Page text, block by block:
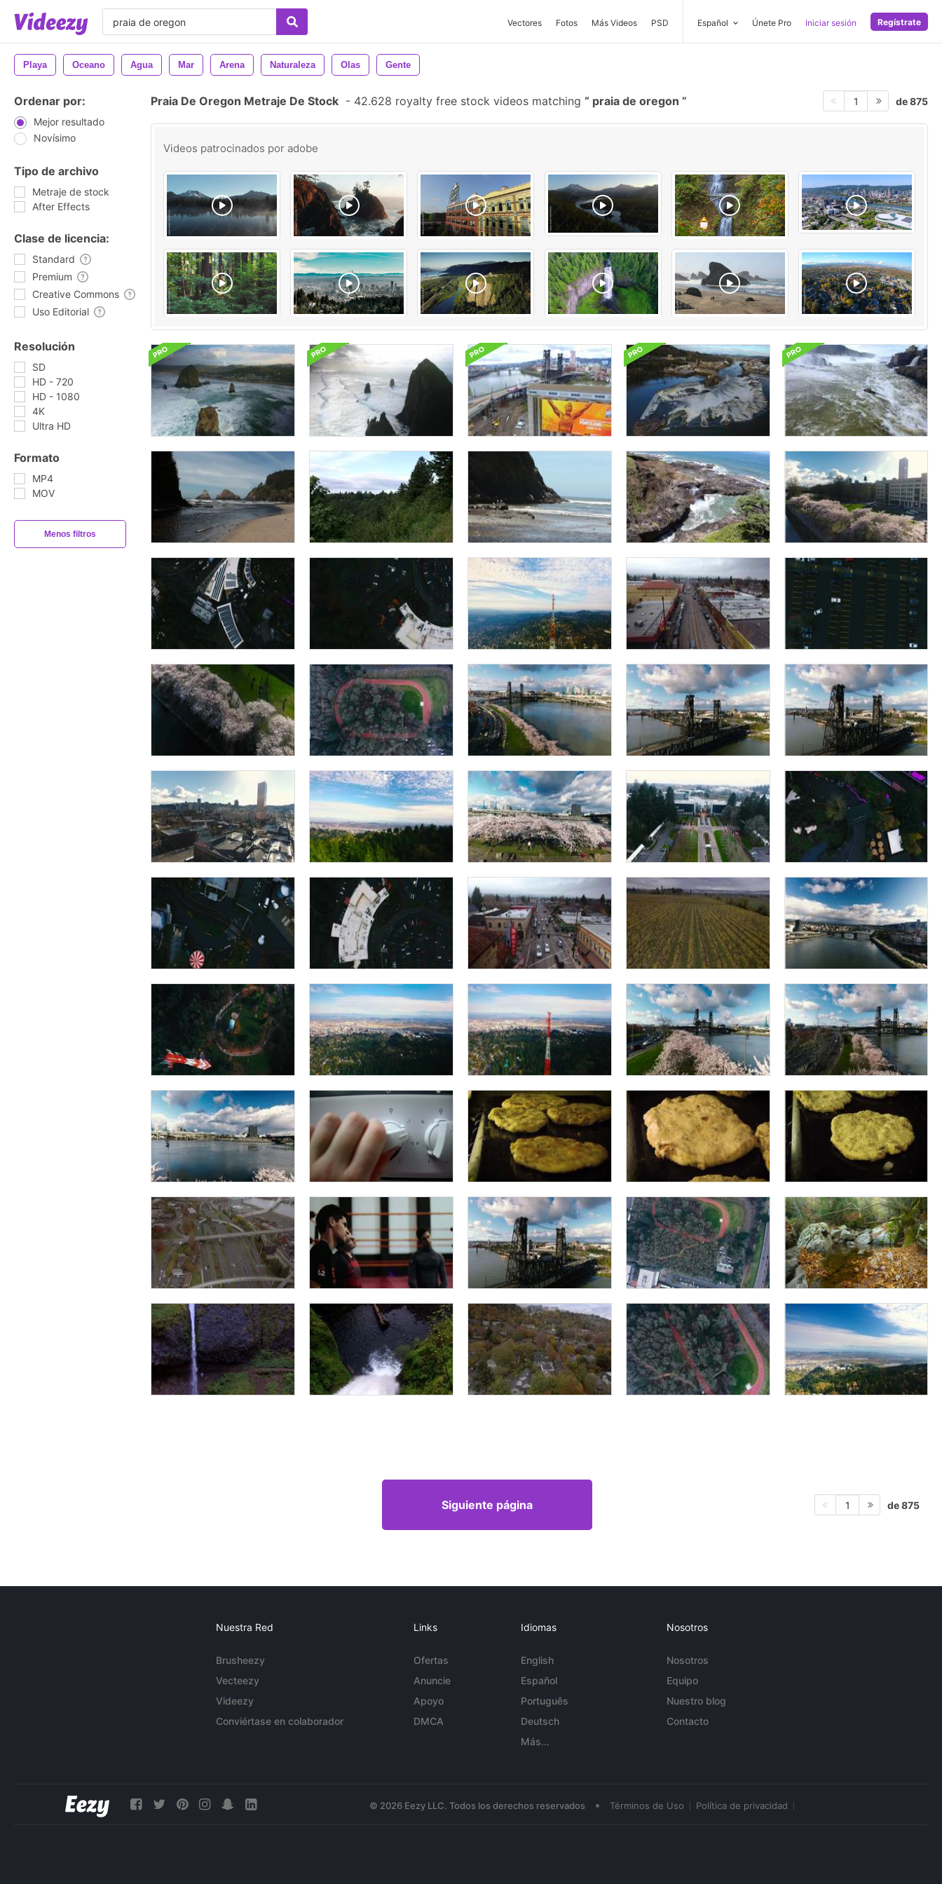
Vectores Fotos Más Videos PSD Español Únete Pro Iniciar sesión Regístrate
Playa Oceano Agua Mar Arena Naturaleza Olas Gente
Ordenar por:
Mejor resultado
Novísimo
Tipo de archivo
Metraje de stock
After Effects
Clase de licencia:
Standard
Premium
Creative Commons
Uso Editorial
Resolución
SD
HD - 720
HD - 1080
4K
Ultra HD
Formato
MP4
MOV
Menos filtros
Praia De Oregon Metraje De Stock - 42.628 royalty free stock videos matching praia de oregon 1 de 875
Videos patrocinados por adobe
Siguiente página 1 de 875
Nuestra Red
Brusheezy
Vecteezy
Videezy
Conviértase en colaborador
Links
Ofertas
Anuncie
Apoyo
DMCA
Idiomas
English
Español
Português
Deutsch
Más...
Nosotros
Nosotros
Equipo
Nuestro blog
Contacto
© 2026 Eezy LLC. Todos los derechos reservados • Términos de Uso Política de privacidad